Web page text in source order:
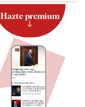
Hazte premium